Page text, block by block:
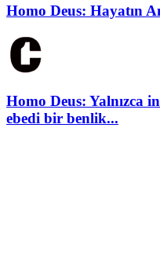
Homo Deus: Hayatın
Homo Deus: Yalnızca
ebedi bir benlik...